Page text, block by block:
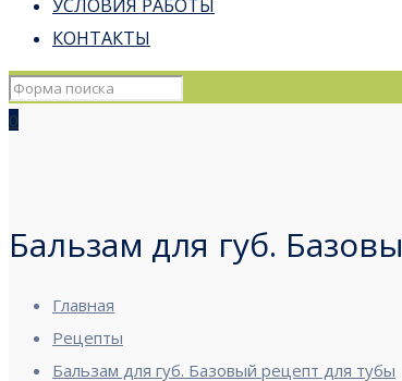
УСЛОВИЯ РАБОТЫ
КОНТАКТЫ
0
Бальзам для губ.
Главная
Рецепты
Бальзам для губ. Базовый рецепт для тубы